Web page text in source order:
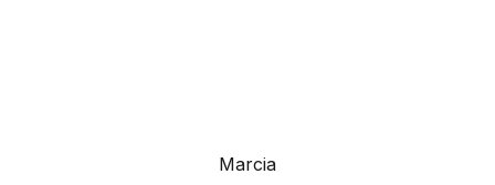
Marcia